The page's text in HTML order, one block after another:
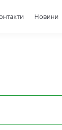
Новини